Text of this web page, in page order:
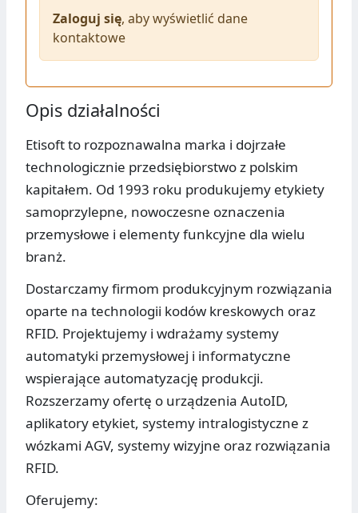
Zaloguj się, aby wyświetlić dane
kontaktowe
Opis działalności
Etisoft to rozpoznawalna marka i dojrzałe
technologicznie przedsiębiorstwo z polskim
kapitałem. Od 1993 roku produkujemy etykiety
samoprzylepne, nowoczesne oznaczenia
przemysłowe i elementy funkcyjne dla wielu
branż.
Dostarczamy firmom produkcyjnym rozwiązania
oparte na technologii kodów kreskowych oraz
RFID. Projektujemy i wdrażamy systemy
automatyki przemysłowej i informatyczne
wspierające automatyzację produkcji.
Rozszerzamy ofertę o urządzenia AutoID,
aplikatory etykiet, systemy intralogistyczne z
wózkami AGV, systemy wizyjne oraz rozwiązania
RFID.
Oferujemy: